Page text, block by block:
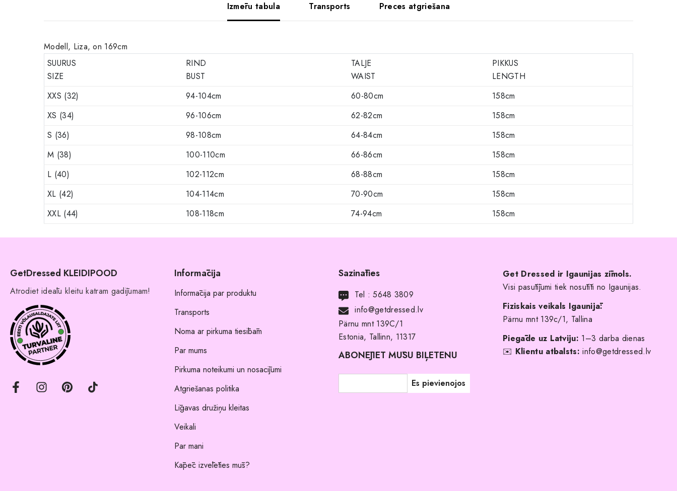
Izmēru tabula Transports Preces atgriešana
Modell, Liza, on 169cm
SUURUS
SIZE
RIND
BUST
TALJE
WAIST
PIKKUS
LENGTH
XXS (32)
94-104cm 60-80cm
158cm
XS (34)
96-106cm 62-82cm
158cm
S (36)
98-108cm 64-84cm
158cm
M (38)
100-110cm 66-86cm
158cm
L (40)
102-112cm 68-88cm
158cm
XL (42)
104-114cm 70-90cm
158cm
XXL (44)
108-118cm 74-94cm 158cm
GetDressed KLEIDIPOOD
Atrodiet ideālu kleitu katram gadījumam!
Informācija
Informācija par produktu
Transports
Noma ar pirkuma tiesībām
Par mums
Pirkuma noteikumi un nosacījumi
Atgriešanas politika
Līgavas družiņu kleitas
Veikali
Par mani
Kāpēc izvēlēties mūs?
Sazināties
Tel :5648 3809
info@getdressed.lv
Pärnu mnt 139C/1
Estonia, Tallinn, 11317
ABONĒJIET MŪSU BIĻETENU
Get Dressed ir Igaunijas zīmols.
Visi pasūtījumi tiek nosūtīti no Igaunijas.
Fiziskais veikals Igaunijā:
Pärnu mnt 139c/1, Tallina
Piegāde uz Latviju: 1–3 darba dienas
✉️ Klientu atbalsts: info@getdressed.lv